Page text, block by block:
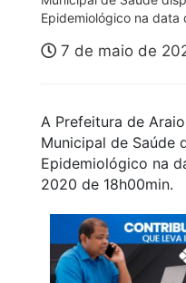
Epidemiológico na
7 de maio de
A Prefeitura de
Municipal de Saúde
Epidemiológico na
2020 de 18h00min.